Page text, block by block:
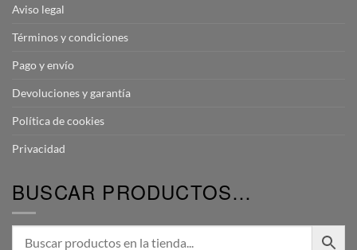
Aviso legal
Términos y condiciones
Pago y envío
Devoluciones y garantía
Política de cookies
Privacidad
BUSCAR PRODUCTOS…